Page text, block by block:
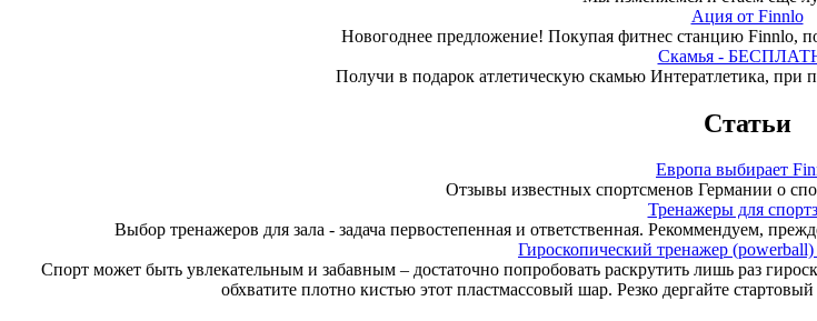
Ация от Finnlo
Новогоднее предложение! Покупая фитнес станцию Finnlo,
Скамья -
Получи в подарок атлетическую скамью Интератлетика, при
Статьи
Европа выбирает
Отзывы известных спортсменов Германии о
Тренажеры для
Выбор тренажеров для зала - задача первостепенная и ответственная. Рекоммендуем,
Гироскопический тренажер
Спорт может быть увлекательным и забавным – достаточно попробовать раскрутить лишь раз
обхватите плотно кистью этот пластмассовый шар. Резко дергайте